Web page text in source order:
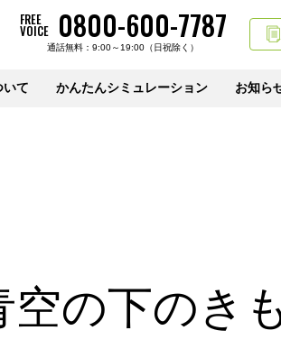
FREE
VOICE 0800-600-7787
通話無料：9:00～19:00（日祝除く）
いて かんたんシミュレーション お知ら
の下のき